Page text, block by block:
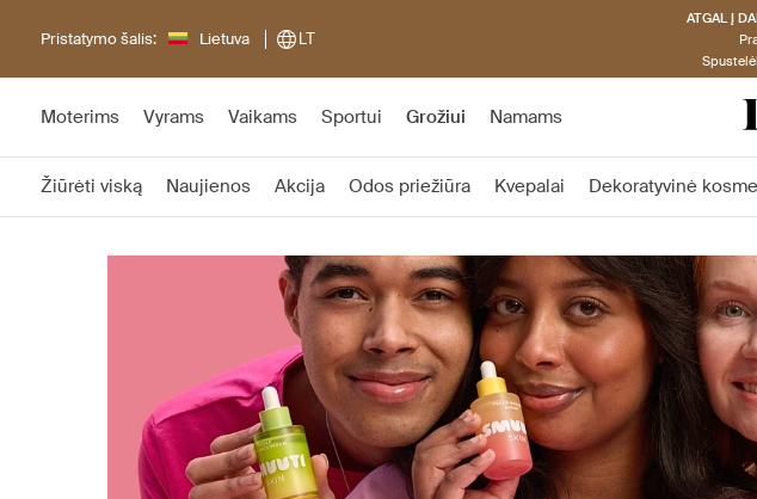
Pristatymo šalis: Lietuva LT
ATGAL Į
Moterims Vyrams Vaikams Sportui Grožiui Namams
Žiūrėti viską Naujienos Akcija Odos priežiūra Kvepalai Dekoratyvinė